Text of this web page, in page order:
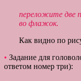
переложите две
во флажок.
Как видно по
• Задание для
ответом номер три):